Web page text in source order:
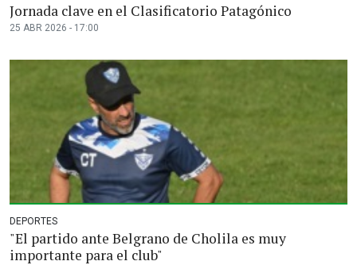
Jornada clave en el Clasificatorio Patagónico
25 ABR 2026 - 17:00
DEPORTES
"El partido ante Belgrano de Cholila es muy
importante para el club"